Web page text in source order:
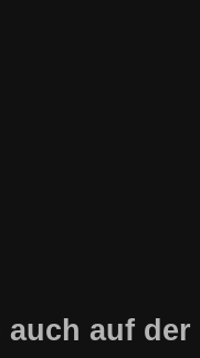
auf der